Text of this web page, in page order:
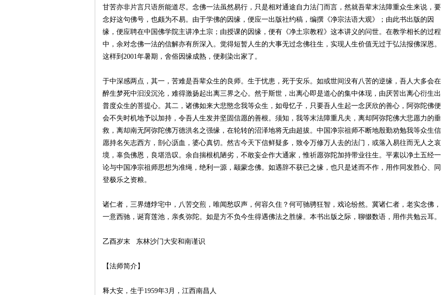
甘苦亦非片言只语所能道尽。念佛一法虽然易行，只是相对通途自力法门而言，然就吾辈末法障重众生来说，要
念好这句佛号，也颇为不易。由于学佛的因缘，便应一出版社约稿，编撰《净宗法语大观》；由此书出版的因
缘，便应聘在中国佛学院主讲净土宗；由授课的因缘，便有《净土宗教程》这本讲义的问世。在教学相长的过程
中，余对念佛一法的信解亦有所深入。觉得短暂人生的大事无过念佛往生，实现人生价值无过于弘法报佛深恩。
这样到2001年暑期，舍俗因缘成熟，便剃染出家了。
于中深感两点，其一，苦难是吾辈众生的良师。生于忧患，死于安乐。如或世间没有八苦的逆缘，吾人大多会在
醉生梦死中汩没沉沦，难得激扬起出离三界之心。然于斯世，出离心即是道心的集中体现，由厌苦出离心衍生出
普度众生的菩提心。其二，诸佛如来大悲愍念我等众生，如母忆子，只要吾人生起一念厌欣的善心，阿弥陀佛便
会不失时机地予以加持，令吾人生发并坚固信愿的善根。须知，我等末法障重凡夫，离却阿弥陀佛大悲愿力的垂
救，离却南无阿弥陀佛万德洪名之强缘，在轮转的沼泽地将无由超拔。中国净宗祖师不断地殷勤劝勉我等众生信
愿持名矢志西方，剖心沥血，婆心真切。然古今天下信鲜疑多，致令万修万人去的法门，或落入易往而无人之哀
境，辜负佛恩，良堪浩叹。余自揣根机陋劣，不敢妄企作大通家，惟祈愿弥陀加持带业往生。平素以净土五经一
论与中国净宗祖师思想为准绳，绝利一源，颛蒙念佛。如遇辞不获已之缘，也只是述而不作，用作同发胜心、同
登极乐之资粮。
诸仁者，三界熢㶿宅中，八苦交煎，唯闻愁叹声，何容久住？何可驰骋狂智，戏论纷然。冀诸仁者，老实念佛，
一意西驰，诞育莲池，亲炙弥陀。如是方不负今生得遇佛法之胜缘。本书出版之际，聊缀数语，用作共勉云耳。
乙酉岁末 东林沙门大安和南谨识
【法师简介】
释大安，生于1959年3月，江西南昌人